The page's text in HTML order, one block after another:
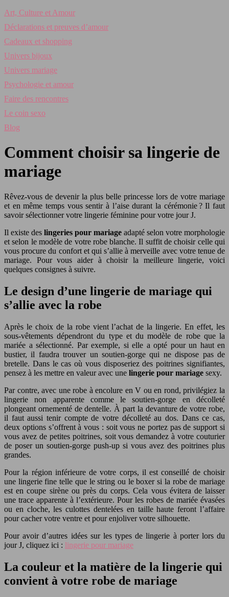
Art, Culture et Amour
Déclarations et preuves d’amour
Cadeaux et shopping
Univers bijoux
Univers mariage
Psychologie et amour
Faire des rencontres
Le coin sexo
Blog
Comment choisir sa lingerie de
mariage
Rêvez-vous de devenir la plus belle princesse lors de votre mariage
et en même temps vous sentir à l’aise durant la cérémonie ? Il faut
savoir sélectionner votre lingerie féminine pour votre jour J.
Il existe des lingeries pour mariage adapté selon votre morphologie
et selon le modèle de votre robe blanche. Il suffit de choisir celle qui
vous procure du confort et qui s’allie à merveille avec votre tenue de
mariage. Pour vous aider à choisir la meilleure lingerie, voici
quelques consignes à suivre.
Le design d’une lingerie de mariage qui
s’allie avec la robe
Après le choix de la robe vient l’achat de la lingerie. En effet, les
sous-vêtements dépendront du type et du modèle de robe que la
mariée a sélectionné. Par exemple, si elle a opté pour un haut en
bustier, il faudra trouver un soutien-gorge qui ne dispose pas de
bretelle. Dans le cas où vous disposeriez des poitrines signifiantes,
pensez à les mettre en valeur avec une lingerie pour mariage sexy.
Par contre, avec une robe à encolure en V ou en rond, privilégiez la
lingerie non apparente comme le soutien-gorge en décolleté
plongeant ornementé de dentelle. À part la devanture de votre robe,
il faut aussi tenir compte de votre décolleté au dos. Dans ce cas,
deux options s’offrent à vous : soit vous ne portez pas de support si
vous avez de petites poitrines, soit vous demandez à votre couturier
de poser un soutien-gorge push-up si vous avez des poitrines plus
grandes.
Pour la région inférieure de votre corps, il est conseillé de choisir
une lingerie fine telle que le string ou le boxer si la robe de mariage
est en coupe sirène ou près du corps. Cela vous évitera de laisser
une trace apparente à l’extérieure. Pour les robes de mariée évasées
ou en cloche, les culottes dentelées en taille haute feront l’affaire
pour cacher votre ventre et pour enjoliver votre silhouette.
Pour avoir d’autres idées sur les types de lingerie à porter lors du
jour J, cliquez ici : lingerie pour mariage
La couleur et la matière de la lingerie qui
convient à votre robe de mariage